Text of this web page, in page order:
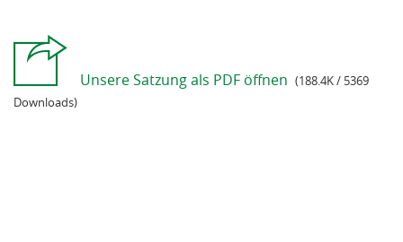
Unsere Satzung als PDF öffnen (188.4K / 5369
Downloads)